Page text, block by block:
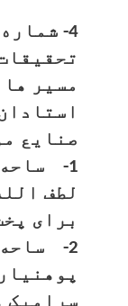
4- شماره تماس: 0771013033
مسیر
صنایع
1-
لطف
برای
2-
سرامیک